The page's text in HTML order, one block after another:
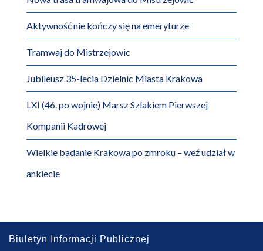
Aktywność nie kończy się na emeryturze
Tramwaj do Mistrzejowic
Jubileusz 35-lecia Dzielnic Miasta Krakowa
LXI (46. po wojnie) Marsz Szlakiem Pierwszej
Kompanii Kadrowej
Wielkie badanie Krakowa po zmroku – weź udział w
ankiecie
Biuletyn Informacji Publicznej